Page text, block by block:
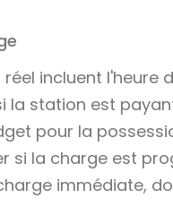
incluent
la station est
pour la
si la charge est
immédiate,